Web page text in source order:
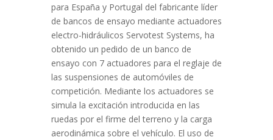
para España y Portugal del fabricante líder
de bancos de ensayo mediante actuadores
electro-hidráulicos Servotest Systems, ha
obtenido un pedido de un banco de
ensayo con 7 actuadores para el reglaje de
las suspensiones de automóviles de
competición. Mediante los actuadores se
simula la excitación introducida en las
ruedas por el firme del terreno y la carga
aerodinámica sobre el vehículo. El uso de